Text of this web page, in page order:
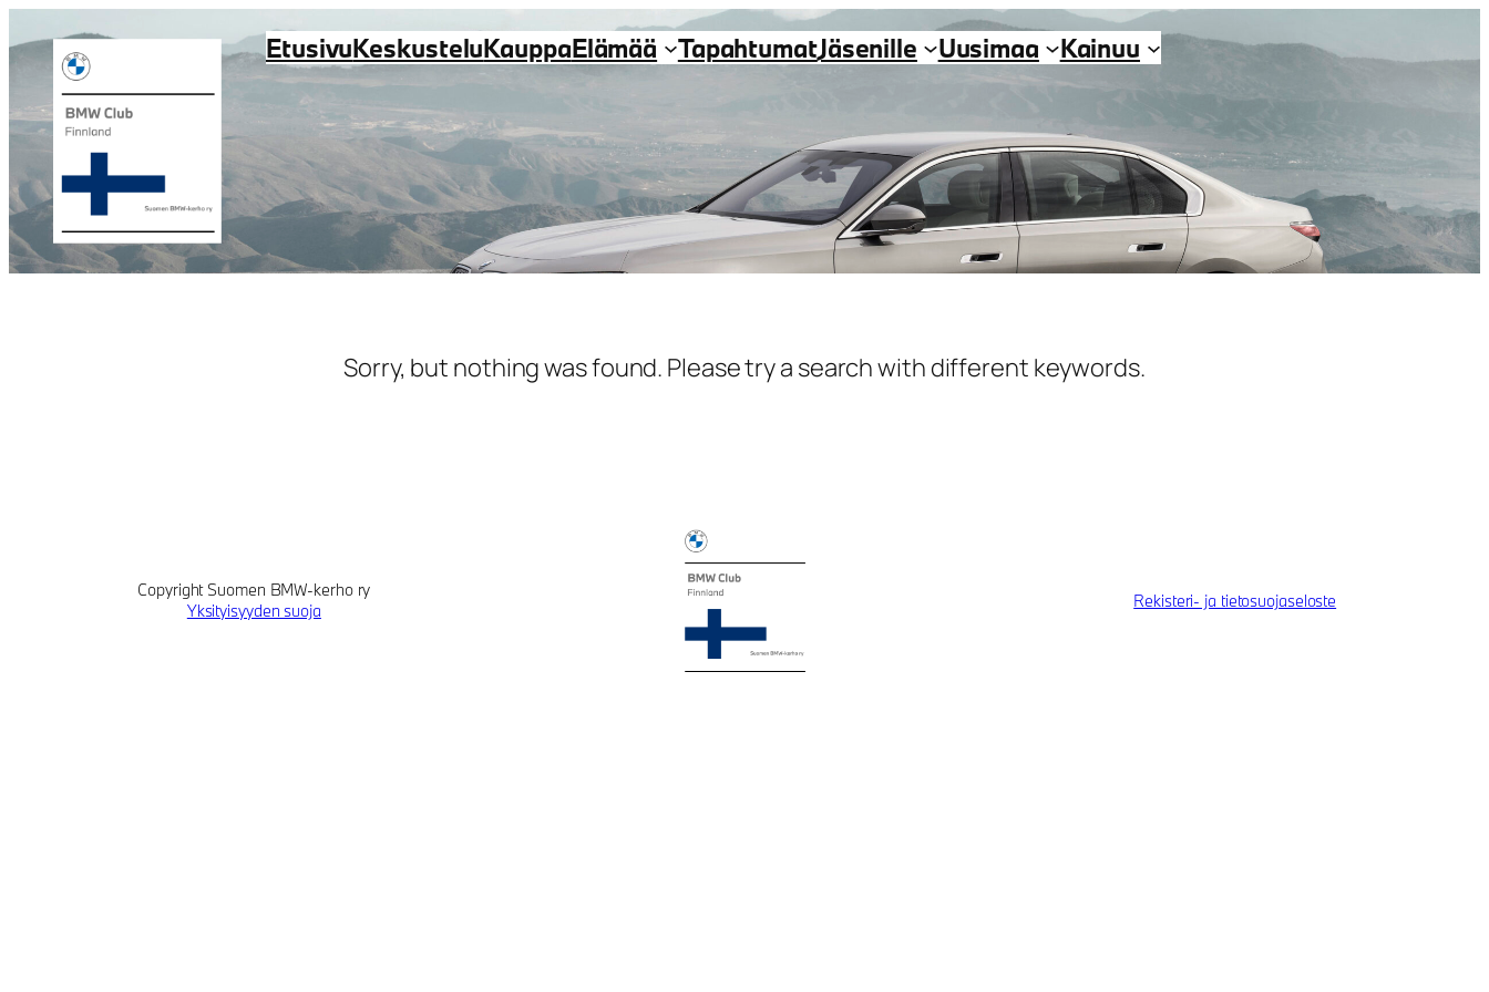
sisältöön
EtusivuKeskusteluKauppaElämää TapahtumatJäsenille Uusimaa Kainuu
Sorry, but nothing was found. Please try a search with different keywords.
Copyright Suomen BMW-kerho ry
Yksityisyyden suoja
Rekisteri- ja tietosuojaseloste